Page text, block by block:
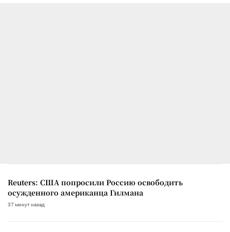
Reuters: США попросили Россию освободить
осужденного американца Гилмана
37 минут назад